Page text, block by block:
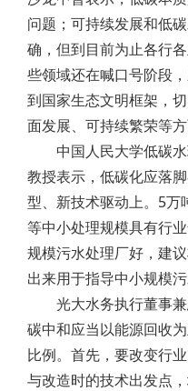
问题；可持续发展和低
确，但到目前为止各行
些领域还在喊口号阶段
到国家生态文明框架，
面发展、可持续繁荣等方
中国人民大学低碳水
教授表示，低碳化应落
型、新技术驱动上。5
等中小处理规模具有行
规模污水处理厂好，建
出来用于指导中小规模
光大水务执行董事兼
碳中和应当以能源回收
比例。首先，要改变行
与改造时的技术出发点